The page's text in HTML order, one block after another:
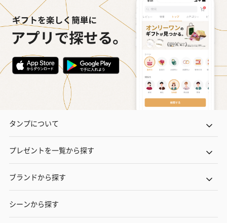
タンプについて
プレゼントを一覧から探す
ブランドから探す
シーンから探す